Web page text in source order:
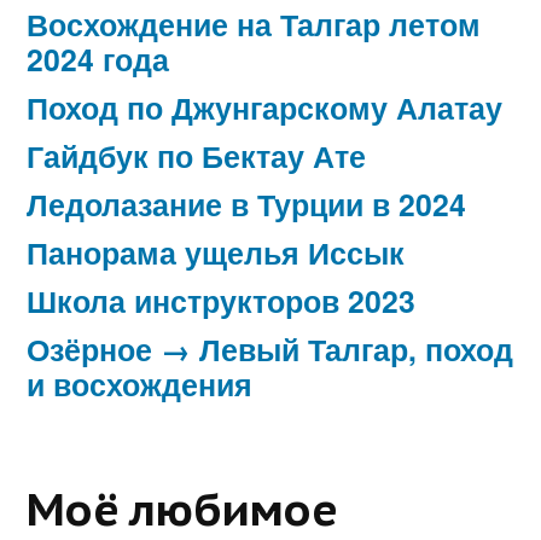
Восхождение на Талгар летом
2024 года
Поход по Джунгарскому Алатау
Гайдбук по Бектау Ате
Ледолазание в Турции в 2024
Панорама ущелья Иссык
Школа инструкторов 2023
Озёрное → Левый Талгар, поход
и восхождения
Моё любимое